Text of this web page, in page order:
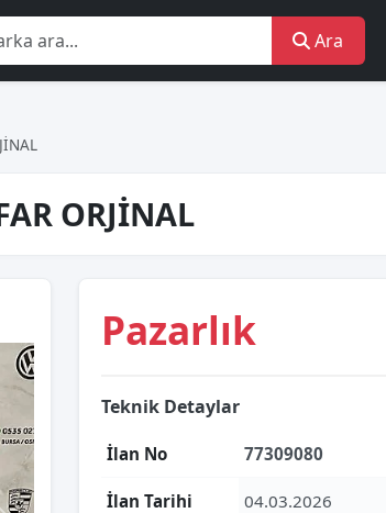
Ara
ORJİNAL
Pazarlık
Teknik Detaylar
İlan No 77309080
İlan Tarihi 04.03.2026